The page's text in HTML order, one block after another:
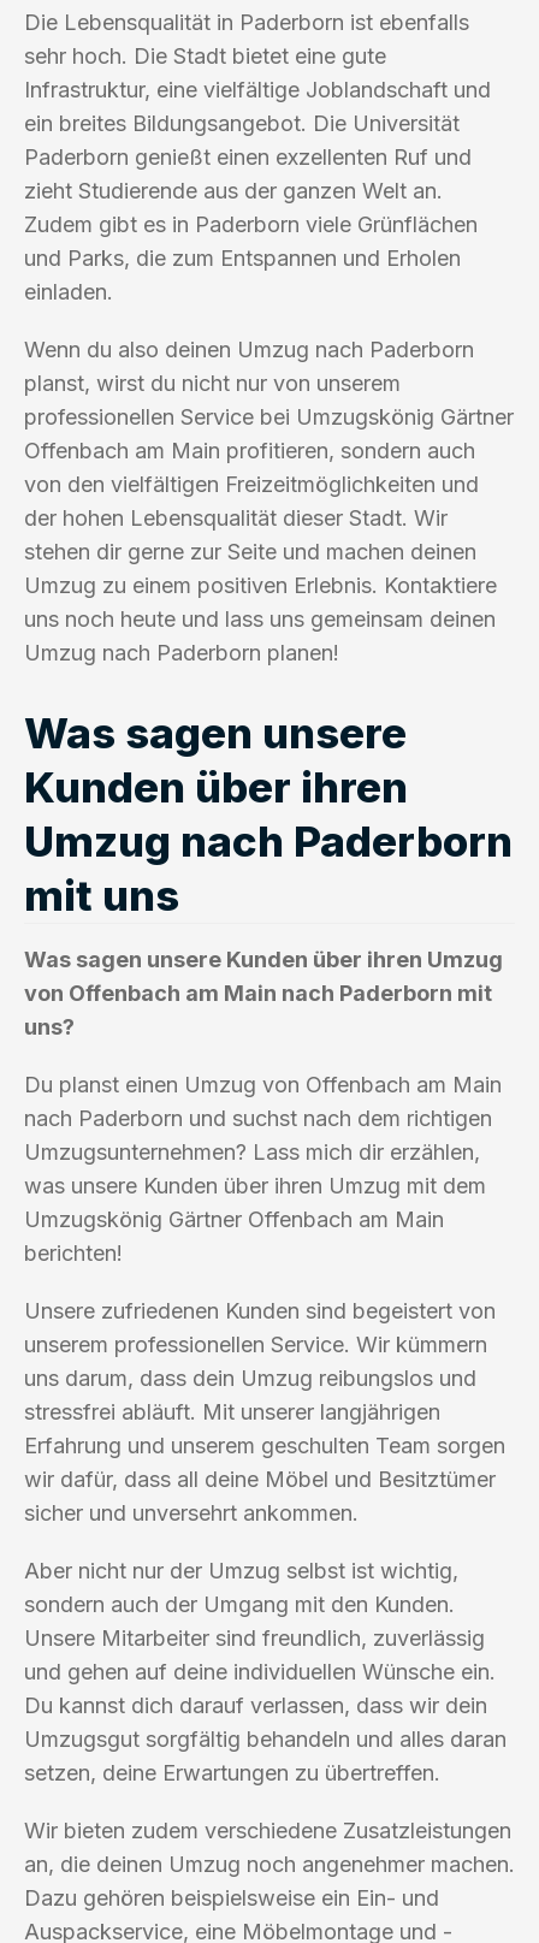
Die Lebensqualität in Paderborn ist ebenfalls
sehr hoch. Die Stadt bietet eine gute
Infrastruktur, eine vielfältige Joblandschaft und
ein breites Bildungsangebot. Die Universität
Paderborn genießt einen exzellenten Ruf und
zieht Studierende aus der ganzen Welt an.
Zudem gibt es in Paderborn viele Grünflächen
und Parks, die zum Entspannen und Erholen
einladen.
Wenn du also deinen Umzug nach Paderborn
planst, wirst du nicht nur von unserem
professionellen Service bei Umzugskönig Gärtner
Offenbach am Main profitieren, sondern auch
von den vielfältigen Freizeitmöglichkeiten und
der hohen Lebensqualität dieser Stadt. Wir
stehen dir gerne zur Seite und machen deinen
Umzug zu einem positiven Erlebnis. Kontaktiere
uns noch heute und lass uns gemeinsam deinen
Umzug nach Paderborn planen!
Was sagen unsere
Kunden über ihren
Umzug nach Paderborn
mit uns
Was sagen unsere Kunden über ihren Umzug
von Offenbach am Main nach Paderborn mit
uns?
Du planst einen Umzug von Offenbach am Main
nach Paderborn und suchst nach dem richtigen
Umzugsunternehmen? Lass mich dir erzählen,
was unsere Kunden über ihren Umzug mit dem
Umzugskönig Gärtner Offenbach am Main
berichten!
Unsere zufriedenen Kunden sind begeistert von
unserem professionellen Service. Wir kümmern
uns darum, dass dein Umzug reibungslos und
stressfrei abläuft. Mit unserer langjährigen
Erfahrung und unserem geschulten Team sorgen
wir dafür, dass all deine Möbel und Besitztümer
sicher und unversehrt ankommen.
Aber nicht nur der Umzug selbst ist wichtig,
sondern auch der Umgang mit den Kunden.
Unsere Mitarbeiter sind freundlich, zuverlässig
und gehen auf deine individuellen Wünsche ein.
Du kannst dich darauf verlassen, dass wir dein
Umzugsgut sorgfältig behandeln und alles daran
setzen, deine Erwartungen zu übertreffen.
Wir bieten zudem verschiedene Zusatzleistungen
an, die deinen Umzug noch angenehmer machen.
Dazu gehören beispielsweise ein Ein- und
Auspackservice, eine Möbelmontage und -